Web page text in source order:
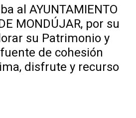
al AYUNTAMIENTO
MONDÚJAR, por su
su Patrimonio y
de cohesión
disfrute y recurso